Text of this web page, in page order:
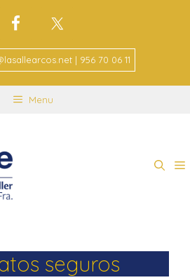
| 956 70 06 11
Menu
seguros